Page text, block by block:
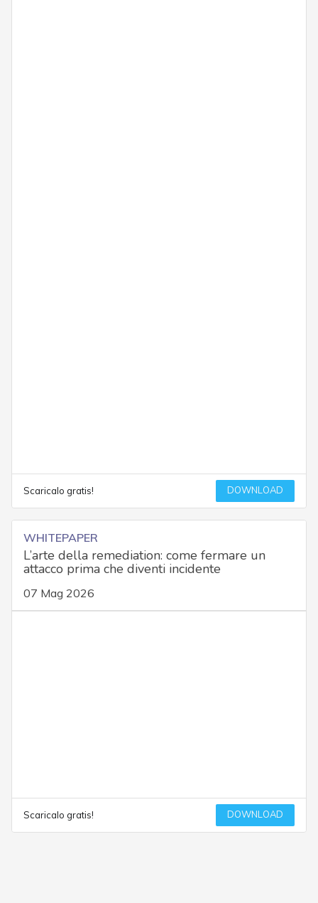
Scaricalo gratis! DOWNLOAD
WHITEPAPER
L’arte della remediation: come fermare un
attacco prima che diventi incidente
07 Mag 2026
Scaricalo gratis! DOWNLOAD